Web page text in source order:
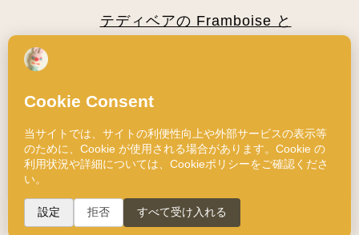
テディベアの Framboise と
お兄ちゃんの Framboise（フラン…
Read More
1993 © ChibiRu
ご利用について|プライバシーポリシー|Cookie ポリシー